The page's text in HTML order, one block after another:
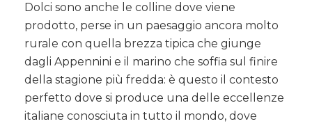
Dolci sono anche le colline dove viene
prodotto, perse in un paesaggio ancora molto
rurale con quella brezza tipica che giunge
dagli Appennini e il marino che soffia sul finire
della stagione più fredda: è questo il contesto
perfetto dove si produce una delle eccellenze
italiane conosciuta in tutto il mondo, dove